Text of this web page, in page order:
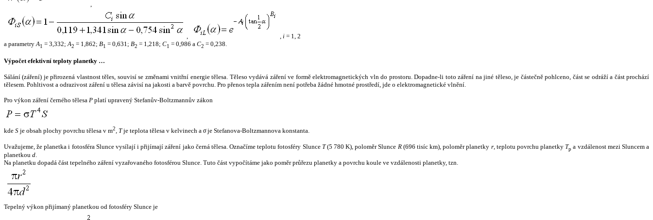
,
, , i = 1, 2
a parametryA1 = 3,332;A2 = 1,862; B1 = 0,631; B2 = 1,218; C1 = 0,986 a C2 = 0,238.
Výpočet efektivní teploty planetky …
Sálání (záření) je přirozená vlastnost těles, souvisí se změnami vnitřní energie tělesa. Těleso vydává záření ve formě elektromagnetických vln do prostoru. Dopadne-li toto záření na jiné těleso, je částečně pohlceno, část se odráží a část prochází
tělesem. Pohltivost a odrazivost záření u tělesa závisí na jakosti a barvě povrchu. Pro přenos tepla zářením není potřeba žádné hmotné prostředí, jde o elektromagnetické vlnění.
Pro výkon záření černého tělesa P platí upravený Stefanův-Boltzmannův zákon
kde S je obsah plochy povrchu tělesa v m2, Tje teplota tělesa v kelvinech a σje Stefanova-Boltzmannova konstanta.
Uvažujeme, že planetka i fotosféra Slunce vysílají i přijímají záření jako černá tělesa. Označíme teplotu fotosféry Slunce T(5 780 K), poloměr Slunce R(696 tisíc km), poloměr planetky r, teplotu povrchu planetky Tp a vzdálenost mezi Sluncem a
planetkou d.
Na planetku dopadá část tepelného záření vyzařovaného fotosférou Slunce. Tuto část vypočítáme jako poměr průřezu planetky a povrchu koule ve vzdálenosti planetky, tzn.
Tepelný výkon přijímaný planetkou od fotosféry Slunce je